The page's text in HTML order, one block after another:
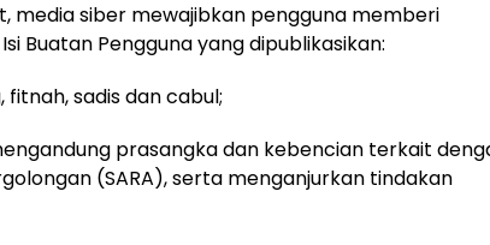
media siber mewajibkan pengguna memberi
Buatan Pengguna yang dipublikasikan:
fitnah, sadis dan cabul;
prasangka dan kebencian terkait
(SARA), serta menganjurkan tindakan